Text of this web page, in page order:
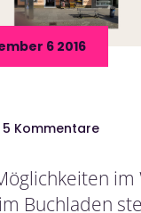
6 2016
5 Kommentare
Buchladen